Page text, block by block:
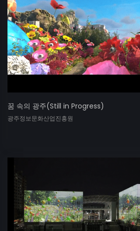
꿈 속의 광주(Still in Progress)
광주정보문화산업진흥원